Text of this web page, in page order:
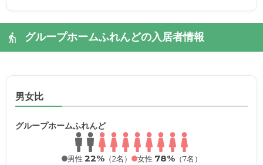
グループホームふれんどの入居者情報
男女比
グループホームふれんど
男性 22%（2名） 女性 78%（7名）